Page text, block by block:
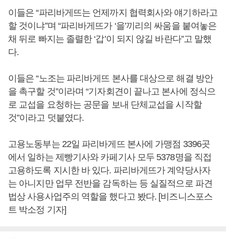
이들은 “파리바게뜨는 언제까지 협력회사와 얘기하라고
할 것이냐”며 “파리바게뜨가 ‘을’끼리의 싸움을 붙여놓은
채 뒤로 빠지는 졸렬한 ‘갑’이 되지 않길 바란다”고 말했
다.
이들은 “노조는 파리바게뜨 본사를 대상으로 해결 방안
을 촉구할 것”이라며 “기자회견이 끝나고 본사에 정식으
로 교섭을 요청하는 공문을 보내 단체교섭을 시작할
것”이라고 덧붙였다.
고용노동부는 22일 파리바게뜨 본사에 가맹점 3396곳
에서 일하는 제빵기사와 카페기사 모두 5378명을 직접
고용하도록 지시한 바 있다. 파리바게뜨가 계약당사자
는 아니지만 업무 전반을 감독하는 등 실질적으로 파견
법상 사용사업주의 역할을 했다고 봤다. [비즈니스포스
트 박소정 기자]